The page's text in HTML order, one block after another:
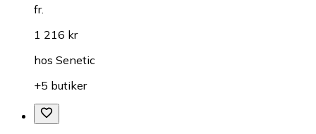
fr.
1 216 kr
hos Senetic
+5 butiker